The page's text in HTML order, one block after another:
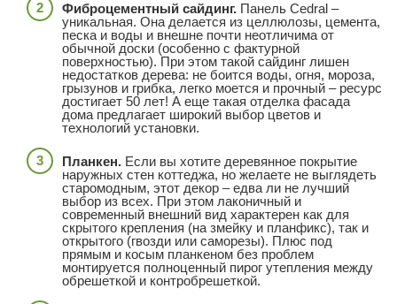
Фиброцементный сайдинг. Панель Cedral –
уникальная. Она делается из целлюлозы, цемента,
песка и воды и внешне почти неотличима от
обычной доски (особенно с фактурной
поверхностью). При этом такой сайдинг лишен
недостатков дерева: не боится воды, огня, мороза,
грызунов и грибка, легко моется и прочный – ресурс
достигает 50 лет! А еще такая отделка фасада
дома предлагает широкий выбор цветов и
технологий установки.
Планкен. Если вы хотите деревянное покрытие
наружных стен коттеджа, но желаете не выглядеть
старомодным, этот декор – едва ли не лучший
выбор из всех. При этом лаконичный и
современный внешний вид характерен как для
скрытого крепления (на змейку и планфикс), так и
открытого (гвозди или саморезы). Плюс под
прямым и косым планкеном без проблем
монтируется полноценный пирог утепления между
обрешеткой и контробрешеткой.